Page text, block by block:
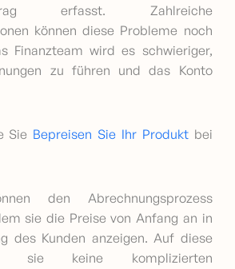
erfasst. Zahlreiche
können diese Probleme noch
Finanzteam wird es schwieriger,
zu führen und das Konto
Sie Bepreisen Sie Ihr Produktbei
den Abrechnungsprozess
sie die Preise von Anfang an in
des Kunden anzeigen. Auf diese
sie keine komplizierten